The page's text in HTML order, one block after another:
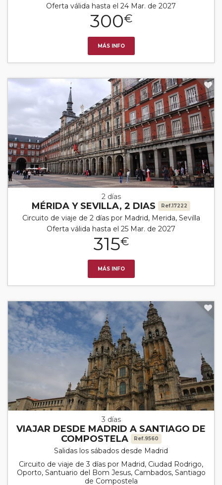
Oferta válida hasta el 24 Mar. de 2027
300€
MÁS INFO
2 días
MÉRIDA Y SEVILLA, 2 DIAS Ref.17222
Circuito de viaje de 2 días por Madrid, Merida, Sevilla
Oferta válida hasta el 25 Mar. de 2027
315€
MÁS INFO
3 días
VIAJAR DESDE MADRID A SANTIAGO DE
COMPOSTELA
Ref.9560
Salidas los sábados desde Madrid
Circuito de viaje de 3 días por Madrid, Ciudad Rodrigo,
Oporto, Santuario del Bom Jesus, Cambados, Santiago
de Compostela